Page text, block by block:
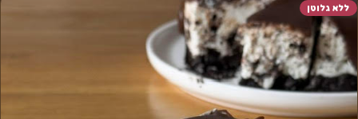
ללא גלוטן